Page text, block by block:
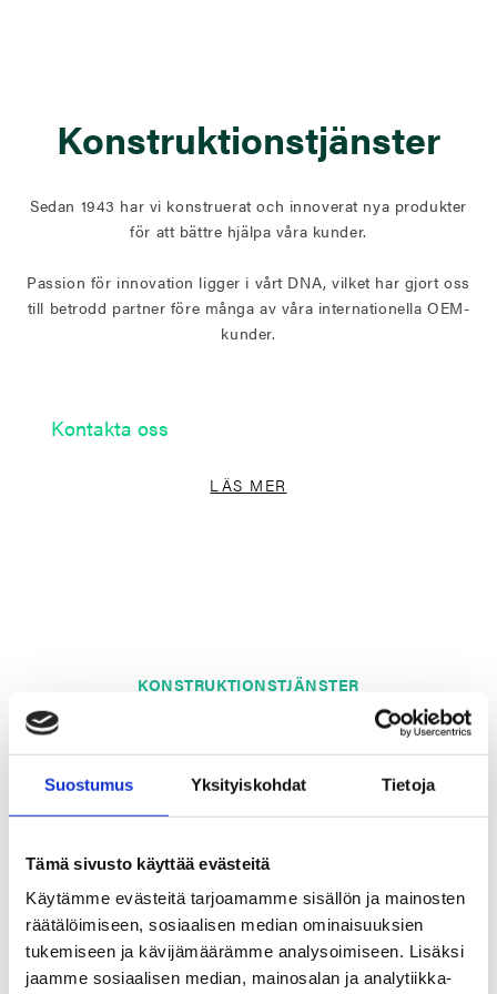
Suostumus Yksityiskohdat Tietoja
Tämä sivusto käyttää evästeitä
Käytämme evästeitä tarjoamamme sisällön ja mainosten
räätälöimiseen, sosiaalisen median ominaisuuksien
tukemiseen ja kävijämäärämme analysoimiseen. Lisäksi
jaamme sosiaalisen median, mainosalan ja analytiikka-
Konstruktionstjänster
Sedan 1943 har vi konstruerat och innoverat nya produkter
för att bättre hjälpa våra kunder.
Passion för innovation ligger i vårt DNA, vilket har gjort oss
till betrodd partner före många av våra internationella OEM-
kunder.
Kontakta oss
LÄS MER
KONSTRUKTIONSTJÄNSTER
Temperatur, mekaniska
påfrestningar, medier, vibration
Temperatur, mekaniska påfrestningar, medier, vibration –
ingen parameter är ny för oss.
Vi inledde vår tätningsresa år 1943 som leverantör till
militären av produkter som inte existerade i Finland. Allt detta